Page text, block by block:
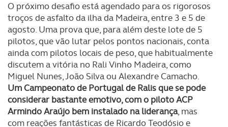
O próximo desafio está agendado para os rigorosos
troços de asfalto da ilha da Madeira, entre 3 e 5 de
agosto. Uma prova que, para além deste lote de 5
pilotos, que vão lutar pelos pontos nacionais, conta
ainda com pilotos locais de peso, que habitualmente
discutem a vitória no Rali Vinho Madeira, como
Miguel Nunes, João Silva ou Alexandre Camacho.
Um Campeonato de Portugal de Ralis que se pode
considerar bastante emotivo, com o piloto ACP
Armindo Araújo bem instalado na liderança, mas
com reações fantásticas de Ricardo Teodósio e